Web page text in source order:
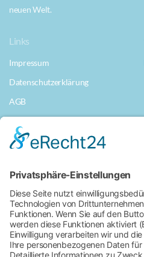
neuen Welt.
Links
Impressum
Datenschutzerklärung
AGB
Musterwiderrufserklärung
Für ein naturnahes Bad
Kissingen.